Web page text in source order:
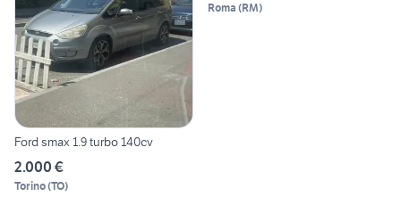
Ford smax 1.9 turbo 140cv
2.000 €
Torino(TO)
Roma (RM)